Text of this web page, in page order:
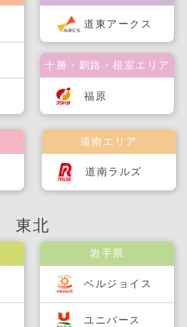
道南エリア
道南ラルズ
道東アークス
十勝・釧路・根室エリア
福原
東北
岩手県
ベルジョイス
ユニバース